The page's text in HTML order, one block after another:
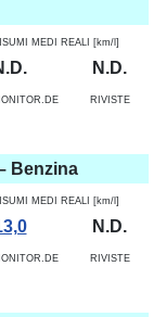
MEDI REALI [km/l]
N.D.
RIVISTE
Benzina
MEDI REALI [km/l]
N.D.
RIVISTE